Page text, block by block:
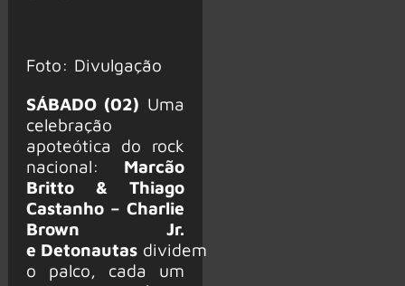
Foto: Divulgação
SÁBADO (02) Uma
celebração
apoteótica do rock
nacional: Marcão
Britto & Thiago
Castanho – Charlie
Brown Jr.
e Detonautasdividem
o palco, cada um